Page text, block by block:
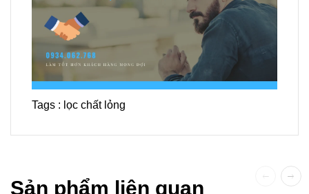
Tags : lọc chất lỏng
Sản phẩm liên quan